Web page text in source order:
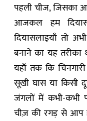
पहली चीज, जिसका
आजकल हम
दियासलाइयाँ तो
बनाने का यह
यहाँ तक कि
सूखी घास या किसी
जंगलों में कभी-कभी
चीज़ की रगड़ से आप